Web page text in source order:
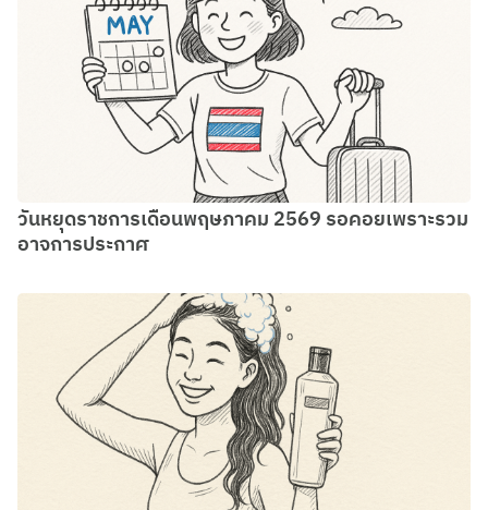
วันหยุดราชการเดือนพฤษภาคม 2569 รอคอยเพราะรวม
อาจการประกาศ